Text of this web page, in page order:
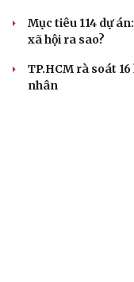
Mục tiêu 114 dự
xã hội ra sao?
TP.HCM rà soát
nhân